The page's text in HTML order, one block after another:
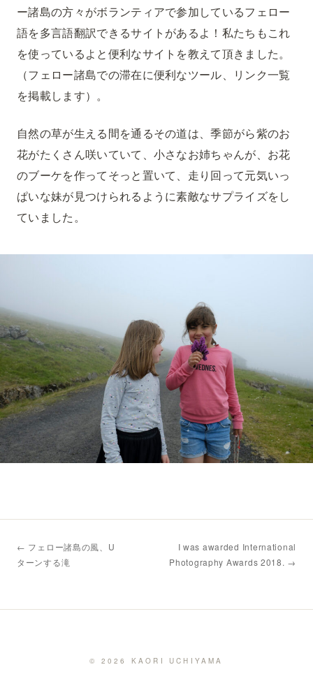
ー諸島の方々がボランティアで参加しているフェロー
語を多言語翻訳できるサイトがあるよ！私たちもこれ
を使っているよと便利なサイトを教えて頂きました。
（フェロー諸島での滞在に便利なツール、リンク一覧
を掲載します）。
自然の草が生える間を通るその道は、季節がら紫のお
花がたくさん咲いていて、小さなお姉ちゃんが、お花
のブーケを作ってそっと置いて、走り回って元気いっ
ぱいな妹が見つけられるように素敵なサプライズをし
ていました。
← フェロー諸島の風、U
ターンする滝
I was awarded International
Photography Awards 2018. →
© 2026 KAORI UCHIYAMA